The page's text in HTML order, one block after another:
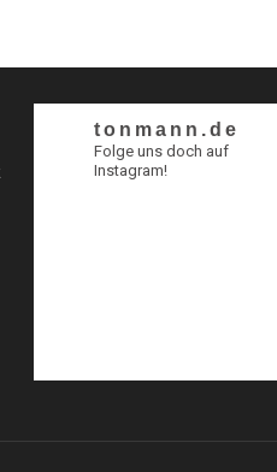
tonmann.de
Folge uns doch auf
Instagram!